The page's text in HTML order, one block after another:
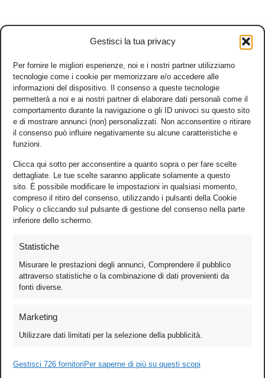
Gestisci la tua privacy
Per fornire le migliori esperienze, noi e i nostri partner utilizziamo
tecnologie come i cookie per memorizzare e/o accedere alle
informazioni del dispositivo. Il consenso a queste tecnologie
permetterà a noi e ai nostri partner di elaborare dati personali come il
comportamento durante la navigazione o gli ID univoci su questo sito
e di mostrare annunci (non) personalizzati. Non acconsentire o ritirare
il consenso può influire negativamente su alcune caratteristiche e
funzioni.
Clicca qui sotto per acconsentire a quanto sopra o per fare scelte
dettagliate. Le tue scelte saranno applicate solamente a questo
sito. È possibile modificare le impostazioni in qualsiasi momento,
compreso il ritiro del consenso, utilizzando i pulsanti della Cookie
Policy o cliccando sul pulsante di gestione del consenso nella parte
inferiore dello schermo.
Statistiche
Misurare le prestazioni degli annunci, Comprendere il pubblico
attraverso statistiche o la combinazione di dati provenienti da
fonti diverse.
Marketing
Utilizzare dati limitati per la selezione della pubblicità.
Gestisci 726 fornitori Per saperne di più su questi scopi
Games